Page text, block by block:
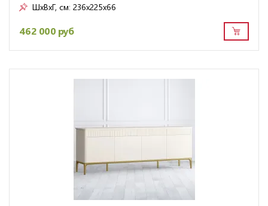
ШxВxГ, см: 236x225x66
462 000 руб